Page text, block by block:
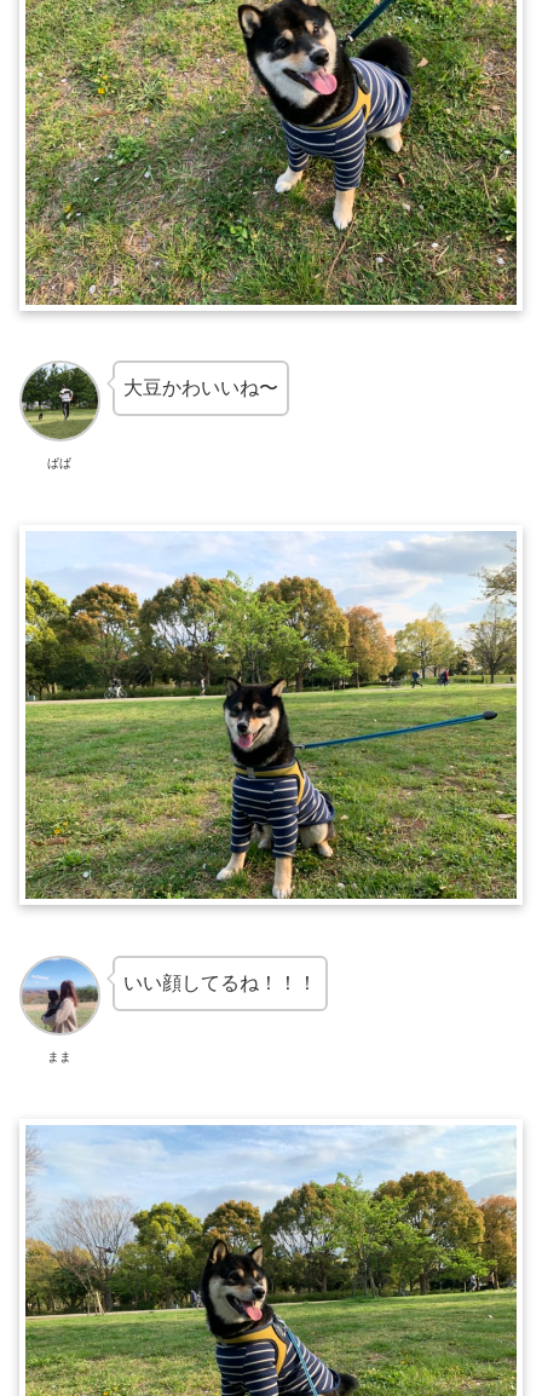
ぱぱ
大豆かわいいね〜
まま
いい顔してるね！！！